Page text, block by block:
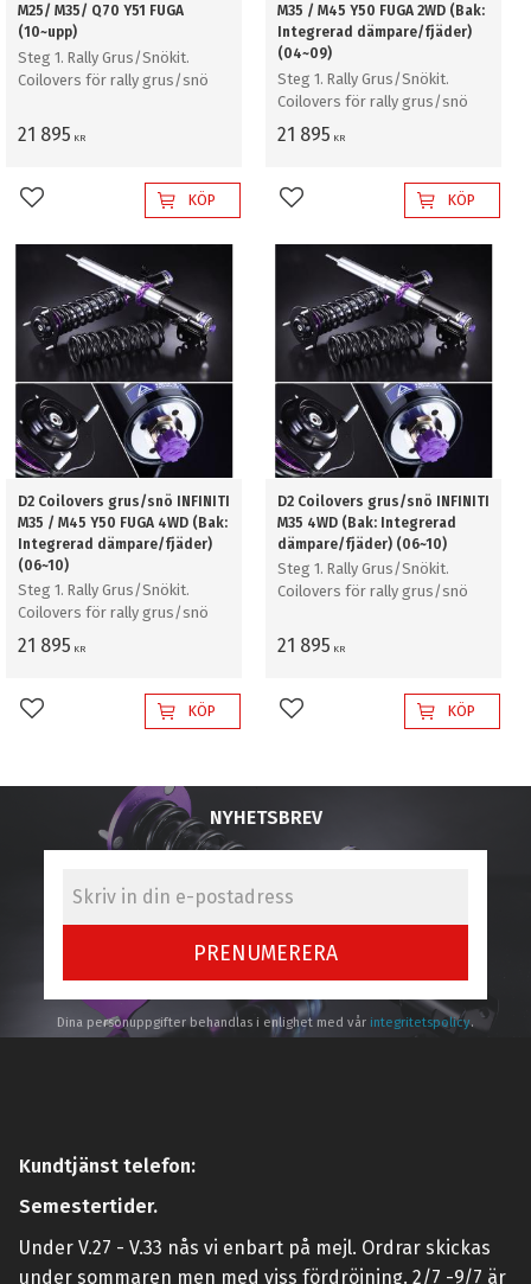
M25/ M35/ Q70 Y51 FUGA
(10~upp)
Steg 1. Rally Grus/Snökit.
Coilovers för rally grus/snö
21 895 KR
Lägg till i favoriterKÖP
M35 / M45 Y50 FUGA 2WD (Bak:
Integrerad dämpare/fjäder)
(04~09)
Steg 1. Rally Grus/Snökit.
Coilovers för rally grus/snö
21 895 KR
Lägg till i favoriterKÖP
D2 Coilovers grus/snö INFINITI
M35 / M45 Y50 FUGA 4WD (Bak:
Integrerad dämpare/fjäder)
(06~10)
Steg 1. Rally Grus/Snökit.
Coilovers för rally grus/snö
21 895 KR
Lägg till i favoriterKÖP
D2 Coilovers grus/snö INFINITI
M35 4WD (Bak: Integrerad
dämpare/fjäder) (06~10)
Steg 1. Rally Grus/Snökit.
Coilovers för rally grus/snö
21 895 KR
Lägg till i favoriterKÖP
NYHETSBREV
PRENUMERERA
Dina personuppgifter behandlas i enlighet med vår integritetspolicy.
Kundtjänst telefon:
Semestertider.
Under V.27 - V.33 nås vi enbart på mejl. Ordrar skickas
under sommaren men med viss fördröjning. 2/7 -9/7 är